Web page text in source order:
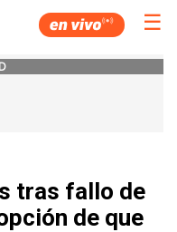
☰
tras fallo de
de que